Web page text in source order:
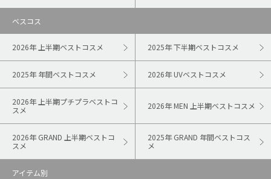
ベスコス
2026年 上半期ベストコスメ 2025年 下半期ベストコスメ
2025年 年間ベストコスメ 2026年 UVベストコスメ
2026年 上半期プチプラベストコ
スメ
2026年 MEN 上半期ベストコスメ
2026年 GRAND 上半期ベストコ
スメ
2025年 GRAND 年間ベストコス
メ
アイテム別